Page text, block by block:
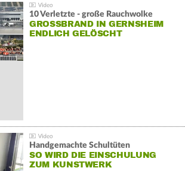
10 Verletzte - große Rauchwolke
GROSSBRAND IN GERNSHEIM E
NDLICH GELÖSCHT
Handgemachte Schultüten
SO WIRD DIE EINSCHULUNG
ZUM KUNSTWERK